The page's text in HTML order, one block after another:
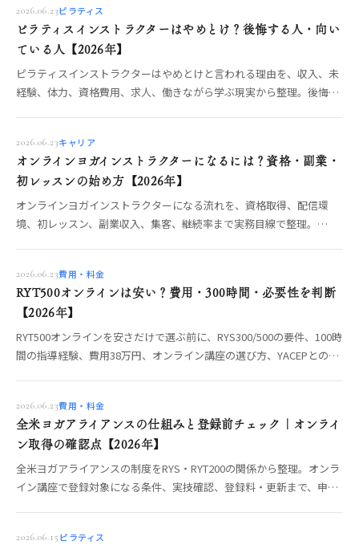
2026.06.23ピラティス
ピラティスインストラクターはやめとけ？後悔する人・向い
ている人【2026年】
ピラティスインストラクターはやめとけと言われる理由を、収入、未
経験、体力、資格費用、求人、働きながら学ぶ現実から整理。後悔し
2026.06.23キャリア
オンラインヨガインストラクターになるには？資格・副業・
初レッスンの始め方【2026年】
オンラインヨガインストラクターになる流れを、資格取得、配信環
境、初レッスン、副業収入、集客、継続率まで実務目線で整理。
2026.06.23費用・料金
RYT500オンラインは安い？費用・300時間・必要性を判断
【2026年】
RYT500オンラインを安さだけで選ぶ前に、RYS300/500の要件、100時
間の指導経験、費用38万円、オンライン講座の選び方、YACEPとの違
2026.06.23費用・料金
全米ヨガアライアンスの仕組みと登録前チェック｜オンライ
ン取得の確認点【2026年】
全米ヨガアライアンスの制度をRYS・RYT200の関係から整理。オンラ
イン講座で登録対象になる条件、実技確認、登録料・更新まで、申請
2026.06.15 ピラティス